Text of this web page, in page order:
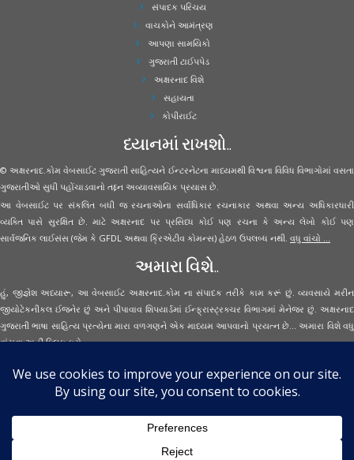
સંપાદક પરિચય
વાચકોને આમંત્રણ
આપણા સામયિકો
ગુજરાતી ટાઈપપેડ
અક્ષરનાદ વિશે
સહાયતા
કોપીરાઈટ
ધ્યાનમાં રાખશો..
© અક્ષરનાદ.કોમ વેબસાઈટ ગુજરાતી સાહિત્યને ઈન્ટરનેટના માધ્યમથી વિશ્વના વિવિધ વિભાગોમાં વસતા
ગુજરાતીઓ સુધી પહોંચાડવાનો તદ્દન અવ્યાવસાયિક પ્રયાસ છે.
આ વેબસાઈટ પર સંકલિત બધી જ રચનાઓના સર્વાધિકાર રચનાકાર અથવા અન્ય અધિકારધારી
વ્યક્તિ પાસે સુરક્ષિત છે. માટે અક્ષરનાદ પર પ્રસિધ્ધ કોઈ પણ રચના કે અન્ય લેખો કોઈ પણ
સાર્વજનિક લાઈસંસ (જેમ કે GFDL અથવા ક્રિએટીવ કોમન્સ) હેઠળ ઉપલબ્ધ નથી. વધુ વાંચો ...
અમારા વિશે..
હું, જીજ્ઞેશ અધ્યારૂ, આ વેબસાઈટ અક્ષરનાદ.કોમ ના સંપાદક તરીકે કામ કરૂં છું. વ્યવસાયે મરીન
જીયોટેકનીકલ ઈજનેર છું અને પીપાવાવ શિપયાર્ડમાં ઈન્ફ્રાસ્ટ્રક્ચર વિભાગમાં મેનેજર છું. અક્ષરનાદ
ગુજરાતી ભાષા સાહિત્ય પ્રત્યેના મારા વળગણને એક માધ્યમ આપવાનો પ્રયત્ન છે... અમારા વિશે વધુ
વાંચવાઅહીં ક્લિક કરો...
Secured Site Assurance
Aksharnaad.com
By Jignesh Adhyaru ·